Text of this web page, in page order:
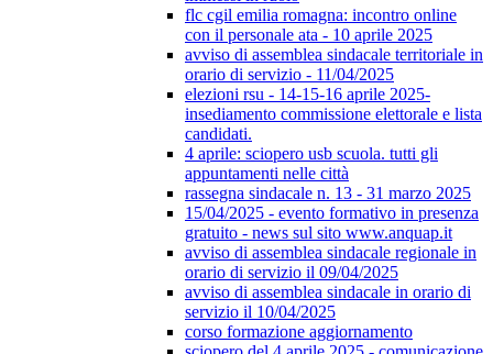
flc cgil emilia romagna: incontro online
con il personale ata - 10 aprile 2025
avviso di assemblea sindacale territoriale in
orario di servizio - 11/04/2025
elezioni rsu - 14-15-16 aprile 2025-
insediamento commissione elettorale e lista
candidati.
4 aprile: sciopero usb scuola. tutti gli
appuntamenti nelle città
rassegna sindacale n. 13 - 31 marzo 2025
15/04/2025 - evento formativo in presenza
gratuito - news sul sito www.anquap.it
avviso di assemblea sindacale regionale in
orario di servizio il 09/04/2025
avviso di assemblea sindacale in orario di
servizio il 10/04/2025
corso formazione aggiornamento